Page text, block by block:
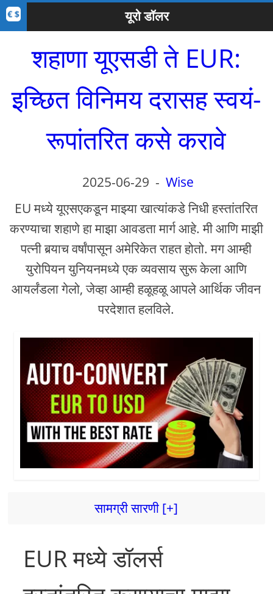
यूरो डॉलर
शहाणा यूएसडी ते EUR:
इच्छित विनिमय दरासह स्वयं-
रूपांतरित कसे करावे
2025-06-29 - Wise
EU मध्ये यूएसएकडून माझ्या खात्यांकडे निधी हस्तांतरित
करण्याचा शहाणे हा माझा आवडता मार्ग आहे. मी आणि माझी
पत्नी बर्‍याच वर्षांपासून अमेरिकेत राहत होतो. मग आम्ही
युरोपियन युनियनमध्ये एक व्यवसाय सुरू केला आणि
आयर्लंडला गेलो, जेव्हा आम्ही हळूहळू आपले आर्थिक जीवन
परदेशात हलविले.
सामग्री सारणी [+]
EUR मध्ये डॉलर्स